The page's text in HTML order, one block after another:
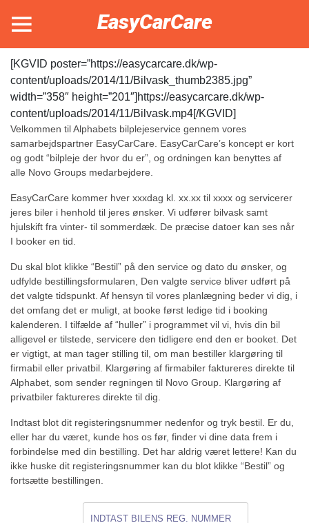
EasyCarCare
[KGVID poster=”https://easycarcare.dk/wp-
content/uploads/2014/11/Bilvask_thumb2385.jpg”
width=”358″ height=”201″]https://easycarcare.dk/wp-
content/uploads/2014/11/Bilvask.mp4[/KGVID]
Velkommen til Alphabets bilplejeservice gennem vores
samarbejdspartner EasyCarCare. EasyCarCare’s koncept er kort
og godt “bilpleje der hvor du er”, og ordningen kan benyttes af
alle Novo Groups medarbejdere.
EasyCarCare kommer hver xxxdag kl. xx.xx til xxxx og servicerer
jeres biler i henhold til jeres ønsker. Vi udfører bilvask samt
hjulskift fra vinter- til sommerdæk. De præcise datoer kan ses når
I booker en tid.
Du skal blot klikke “Bestil” på den service og dato du ønsker, og
udfylde bestillingsformularen, Den valgte service bliver udført på
det valgte tidspunkt. Af hensyn til vores planlægning beder vi dig, i
det omfang det er muligt, at booke først ledige tid i booking
kalenderen. I tilfælde af “huller” i programmet vil vi, hvis din bil
alligevel er tilstede, servicere den tidligere end den er booket. Det
er vigtigt, at man tager stilling til, om man bestiller klargøring til
firmabil eller privatbil. Klargøring af firmabiler faktureres direkte til
Alphabet, som sender regningen til Novo Group. Klargøring af
privatbiler faktureres direkte til dig.
Indtast blot dit registeringsnummer nedenfor og tryk bestil. Er du,
eller har du været, kunde hos os før, finder vi dine data frem i
forbindelse med din bestilling. Det har aldrig været lettere! Kan du
ikke huske dit registeringsnummer kan du blot klikke “Bestil” og
fortsætte bestillingen.